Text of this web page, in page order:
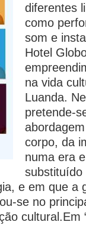
diferentes
como
som e
Hotel
na vida
Luanda.
pretende-
corpo, da
numa era
substituído
e em que a
se no
cultural.Em